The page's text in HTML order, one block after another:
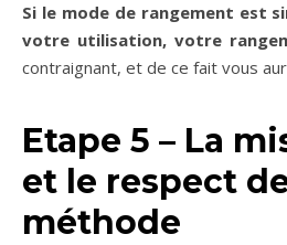
Si le mode de rangement est
votre utilisation, votre
contraignant, et de ce fait vous
Etape 5 – La
et le respect
méthode